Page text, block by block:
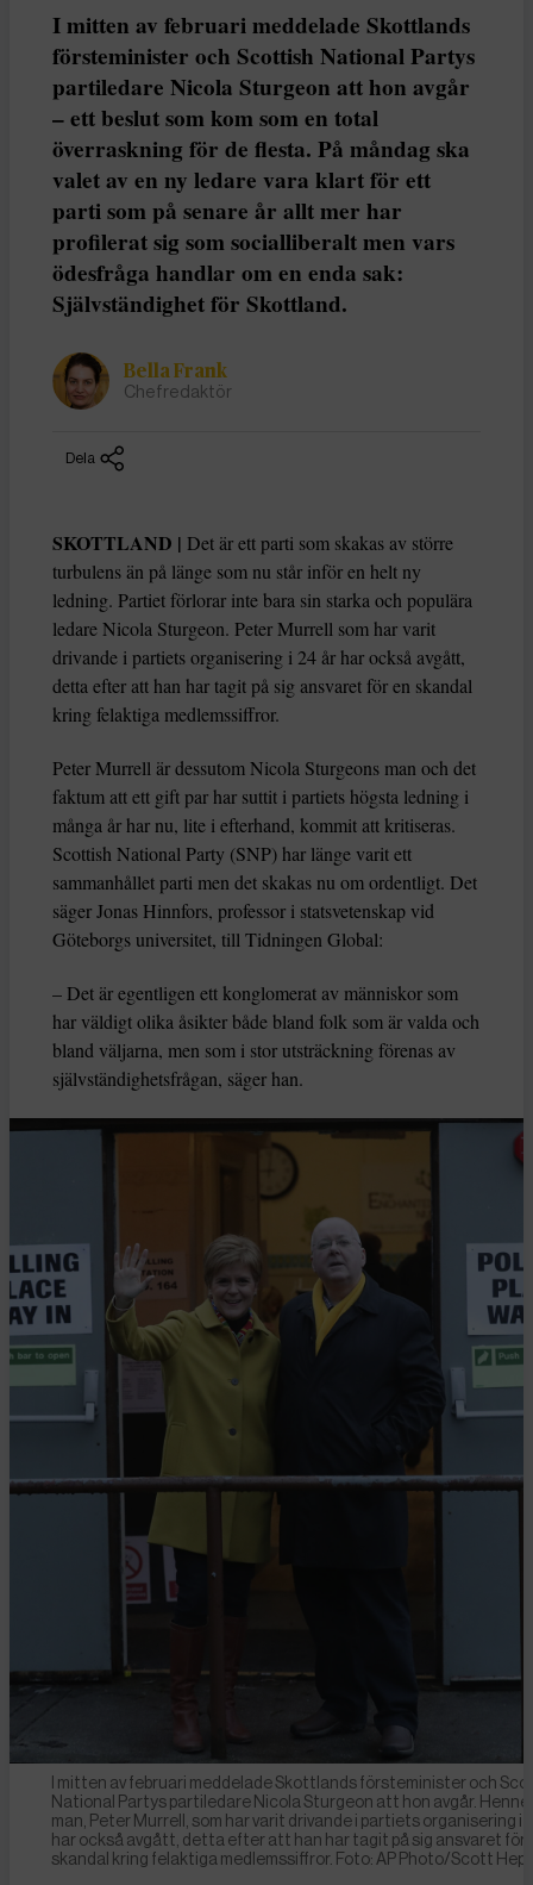
I mitten av februari meddelade Skottlands
försteminister och Scottish National Partys
partiledare Nicola Sturgeon att hon avgår
– ett beslut som kom som en total
överraskning för de flesta. På måndag ska
valet av en ny ledare vara klart för ett
parti som på senare år allt mer har
profilerat sig som socialliberalt men vars
ödesfråga handlar om en enda sak:
Självständighet för Skottland.
Bella Frank
Chefredaktör
Dela
SKOTTLAND | Det är ett parti som skakas av större
turbulens än på länge som nu står inför en helt ny
ledning. Partiet förlorar inte bara sin starka och populära
ledare Nicola Sturgeon. Peter Murrell som har varit
drivande i partiets organisering i 24 år har också avgått,
detta efter att han har tagit på sig ansvaret för en skandal
kring felaktiga medlemssiffror.
Peter Murrell är dessutom Nicola Sturgeons man och det
faktum att ett gift par har suttit i partiets högsta ledning i
många år har nu, lite i efterhand, kommit att kritiseras.
Scottish National Party (SNP) har länge varit ett
sammanhållet parti men det skakas nu om ordentligt. Det
säger Jonas Hinnfors, professor i statsvetenskap vid
Göteborgs universitet, till Tidningen Global:
– Det är egentligen ett konglomerat av människor som
har väldigt olika åsikter både bland folk som är valda och
bland väljarna, men som i stor utsträckning förenas av
självständighetsfrågan, säger han.
I mitten av februari meddelade Skottlands försteminister och
National Partys partiledare Nicola Sturgeon att hon avgår.
man, Peter Murrell, som har varit drivande i partiets organisering i
har också avgått, detta efter att han har tagit på sig ansvaret för
skandal kring felaktiga medlemssiffror. Foto: AP Photo/Scott